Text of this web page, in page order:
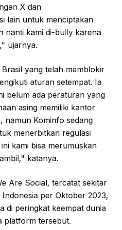
X dan
lain untuk menciptakan
nanti kami di-bully karena
ujarnya.
yang telah memblokir
aturan setempat. Ia
belum ada peraturan yang
asing memiliki kantor
namun Kominfo sedang
menerbitkan regulasi
kami bisa merumuskan
katanya.
Are Social, tercatat sekitar
per Oktober 2023,
di peringkat keempat dunia
platform tersebut.